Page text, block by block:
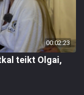
00:02:23
teikt Olgai,